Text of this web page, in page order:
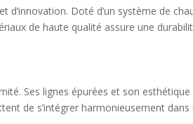
d’innovation. Doté d’un système de
de haute qualité assure une
Ses lignes épurées et son
de s’intégrer harmonieusement